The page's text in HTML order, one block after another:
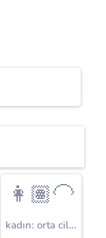
👩🏽‍🦲
kadın: orta cilt tonu